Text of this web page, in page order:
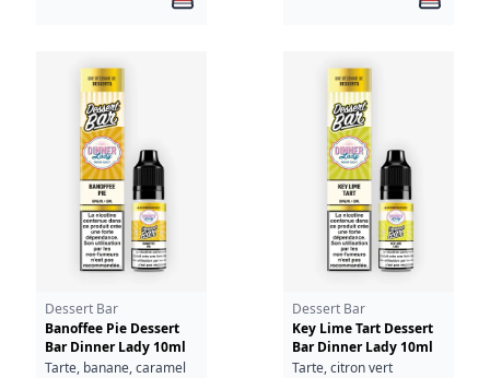
Dessert Bar
Banoffee Pie Dessert
Bar Dinner Lady 10ml
Tarte, banane, caramel
Dessert Bar
Key Lime Tart Dessert
Bar Dinner Lady 10ml
Tarte, citron vert